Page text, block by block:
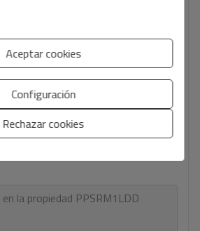
Aceptar cookies
Configuración
Rechazar cookies